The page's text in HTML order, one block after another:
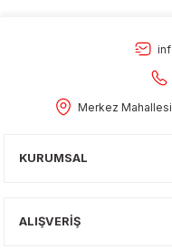
Merkez Mahallesi
KURUMSAL
ALIŞVERİŞ